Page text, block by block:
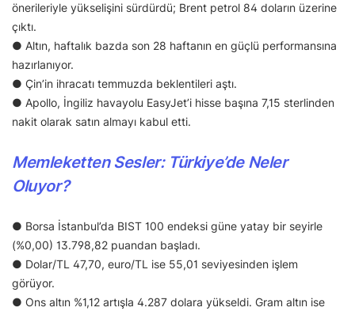
önerileriyle yükselişini sürdürdü; Brent petrol 84 doların üzerine
çıktı.
● Altın, haftalık bazda son 28 haftanın en güçlü performansına
hazırlanıyor.
● Çin’in ihracatı temmuzda beklentileri aştı.
● Apollo, İngiliz havayolu EasyJet’i hisse başına 7,15 sterlinden
nakit olarak satın almayı kabul etti.
Memleketten Sesler: Türkiye’de Neler
Oluyor?
● Borsa İstanbul’da BIST 100 endeksi güne yatay bir seyirle
(%0,00) 13.798,82 puandan başladı.
● Dolar/TL 47,70, euro/TL ise 55,01 seviyesinden işlem
görüyor.
● Ons altın %1,12 artışla 4.287 dolara yükseldi. Gram altın ise